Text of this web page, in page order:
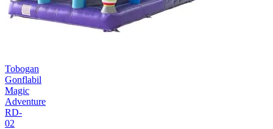
Tobogan
Gonflabil
Magic
Adventure
RD-
02